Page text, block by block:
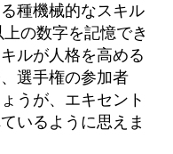
種機械的なスキル
の数字を記憶でき
ルが人格を高める
選手権の参加者
うが、エキセント
いるように思えま